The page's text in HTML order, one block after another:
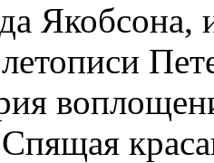
Якобсона,